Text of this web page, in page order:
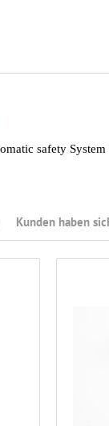
safety
Kunden haben